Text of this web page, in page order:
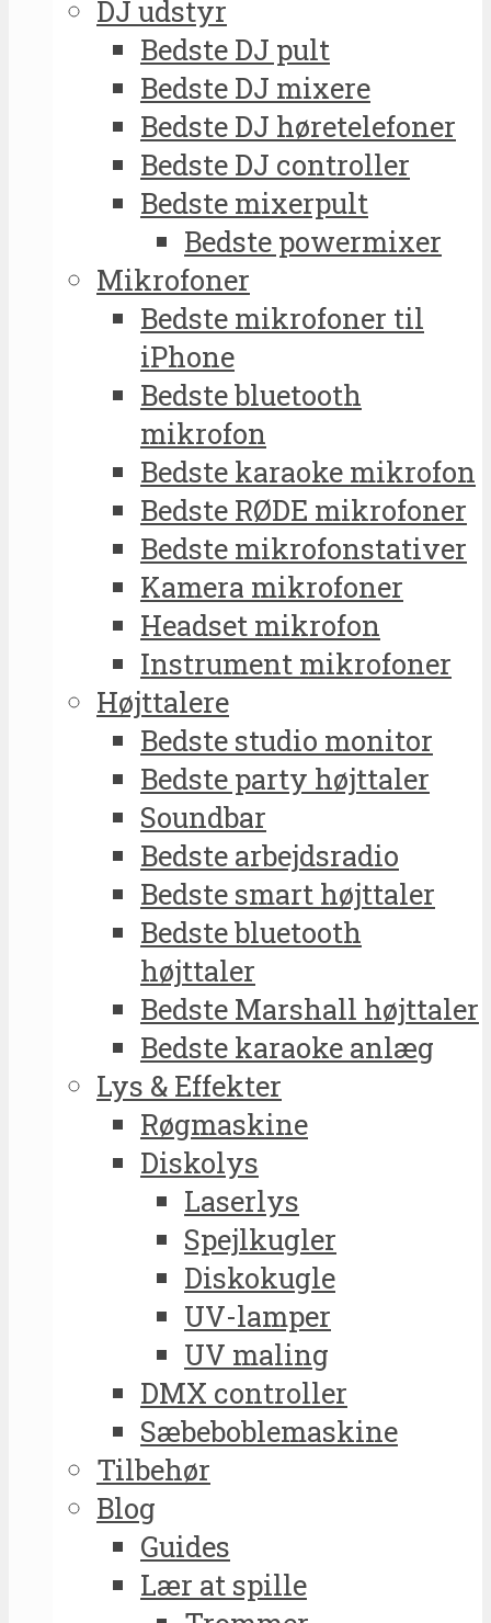
DJ udstyr
Bedste DJ pult
Bedste DJ mixere
Bedste DJ høretelefoner
Bedste DJ controller
Bedste mixerpult
Bedste powermixer
Mikrofoner
Bedste mikrofoner til
iPhone
Bedste bluetooth
mikrofon
Bedste karaoke mikrofon
Bedste RØDE mikrofoner
Bedste mikrofonstativer
Kamera mikrofoner
Headset mikrofon
Instrument mikrofoner
Højttalere
Bedste studio monitor
Bedste party højttaler
Soundbar
Bedste arbejdsradio
Bedste smart højttaler
Bedste bluetooth
højttaler
Bedste Marshall højttaler
Bedste karaoke anlæg
Lys & Effekter
Røgmaskine
Diskolys
Laserlys
Spejlkugler
Diskokugle
UV-lamper
UV maling
DMX controller
Sæbeboblemaskine
Tilbehør
Blog
Guides
Lær at spille